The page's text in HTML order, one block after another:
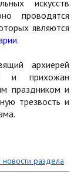
искусств
проводятся
являются
архиерей
и прихожан
праздником и
трезвость и
новости раздела